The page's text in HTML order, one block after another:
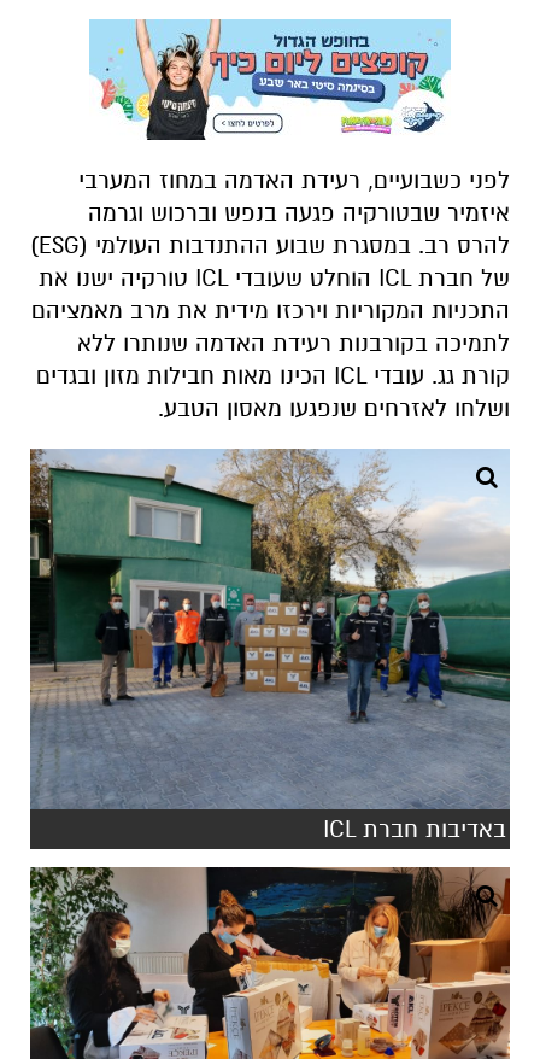
לפני כשבועיים, רעידת האדמה במחוז המערבי
איזמיר שבטורקיה פגעה בנפש וברכוש וגרמה
להרס רב. במסגרת שבוע
ההתנדבות העולמי (ESG)
של חברת ICL הוחלט שעובדי ICL טורקיה ישנו את
התכניות המקוריות וירכזו מידית את מרב מאמציהם
לתמיכה בקורבנות רעידת האדמה שנותרו ללא
קורת גג. עובדיICL הכינו מאות חבילות מזון ובגדים
ושלחו לאזרחים שנפגעו מאסון הטבע.
באדיבות חברת ICL